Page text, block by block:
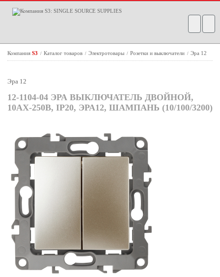
Компания S3 / Каталог товаров / Электротовары / Розетки и выключатели / Эра 12
Эра 12
12-1104-04 ЭРА ВЫКЛЮЧАТЕЛЬ ДВОЙНОЙ,
10АХ-250В, IP20, ЭРА12, ШАМПАНЬ (10/100/3200)